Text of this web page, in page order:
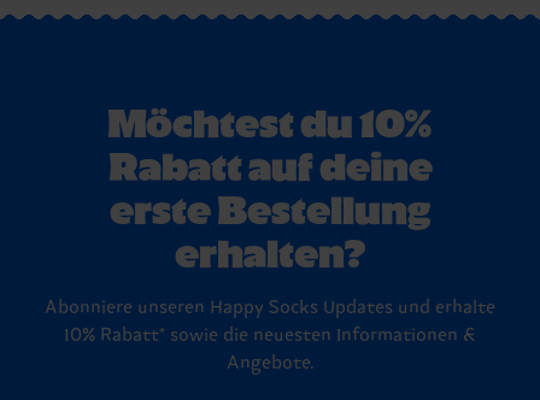
Möchtest du 10%
Rabatt auf deine
erste Bestellung
erhalten?
Abonniere unseren Happy Socks Updates und erhalte
10% Rabatt* sowie die neuesten Informationen &
Angebote.